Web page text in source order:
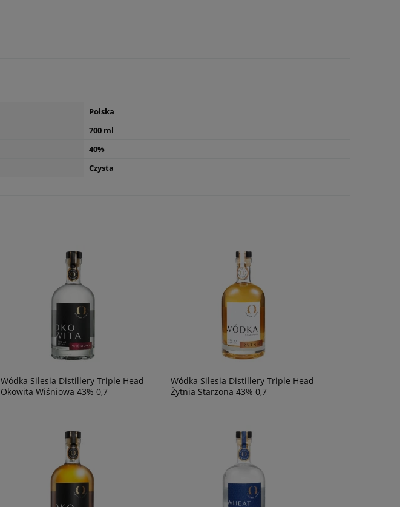
Polska
700 ml
40%
Czysta
Wódka Silesia Distillery Triple Head
Okowita Wiśniowa 43% 0,7
Wódka Silesia Distillery Triple Head
Żytnia Starzona 43% 0,7